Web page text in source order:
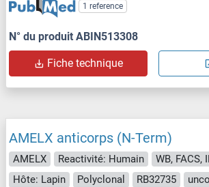
1 reference
N° du produit ABIN513308
Fiche technique
AMELX anticorps (N-Term)
AMELX Reactivité: Humain
WB, FACS,
Hôte: Lapin
Polyclonal RB32735